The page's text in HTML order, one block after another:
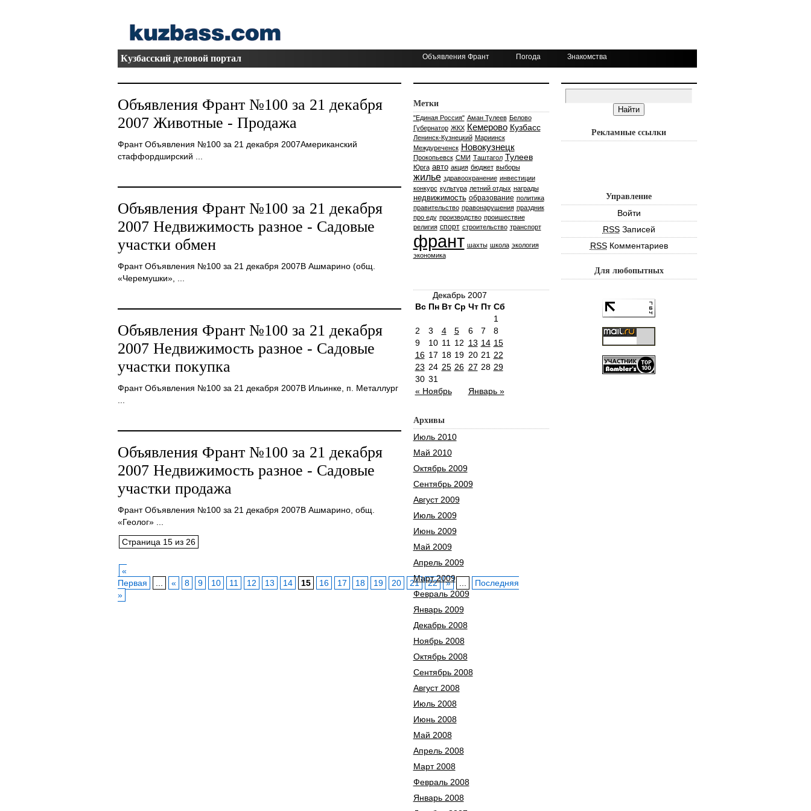
Кузбасский деловой портал Объявления Франт Погода Знакомства
Объявления Франт №100 за 21 декабря
2007 Животные - Продажа
Франт Объявления №100 за 21 декабря 2007Американский
стаффордширский ...
Объявления Франт №100 за 21 декабря
2007 Недвижимость разное - Садовые
участки обмен
Франт Объявления №100 за 21 декабря 2007В Ашмарино (общ.
«Черемушки», ...
Объявления Франт №100 за 21 декабря
2007 Недвижимость разное - Садовые
участки покупка
Франт Объявления №100 за 21 декабря 2007В Ильинке, п. Металлург
Объявления Франт №100 за 21 декабря
2007 Недвижимость разное - Садовые
участки продажа
Франт Объявления №100 за 21 декабря 2007В Ашмарино, общ.
«Геолог» ...
Страница 15 из 26
«
Первая
« 8 9 10 11 12 13 14 15 16 17 18 19 20 21 22 »
Последняя
»
Метки
"Единая Россия" Аман Тулеев Белово
Губернатор ЖКХ Кемерово Кузбасс
Ленинск-Кузнецкий Мариинск
Междуреченск Новокузнецк
Прокопьевск СМИ Таштагол Тулеев
Юрга авто акция бюджет выборы
жилье здравоохранение инвестиции
конкурс культура летний отдых награды
недвижимость образование политика
правительство правонарушения праздник
про еду производство проишествие
религия спорт строительство транспорт
франт шахты школа экология
экономика
Декабрь 2007
Вс Пн Вт Ср Чт Пт Сб
« Ноябрь Январь »
1
2
3 4 5 6 7
8
9
10 11 12 13 14 15
16 17 18 19 20 21 22
23 24 25 26 27 28 29
30 31
Архивы
Июль 2010
Май 2010
Октябрь 2009
Сентябрь 2009
Август 2009
Июль 2009
Июнь 2009
Май 2009
Апрель 2009
Март 2009
Февраль 2009
Январь 2009
Декабрь 2008
Ноябрь 2008
Октябрь 2008
Сентябрь 2008
Август 2008
Июль 2008
Июнь 2008
Май 2008
Апрель 2008
Март 2008
Февраль 2008
Январь 2008
Рекламные ссылки
Управление
Войти
RSSЗаписей
RSSКомментариев
Для любопытных